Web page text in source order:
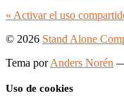
« Activar el uso
© 2026 Stand Alone
Tema porAnders Norén
Uso de cookies